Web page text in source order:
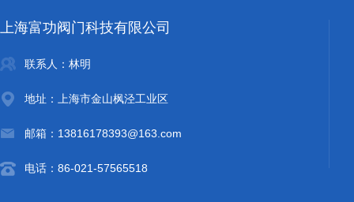
上海富功阀门科技有限公司
联系人：林明
地址：上海市金山枫泾工业区
邮箱：13816178393@163.com
电话：86-021-57565518